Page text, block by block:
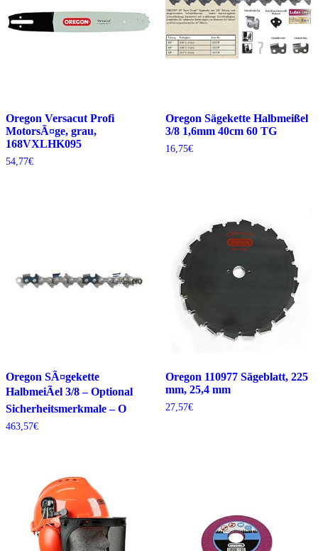
Oregon Versacut Profi
MotorsÃ¤ge, grau,
168VXLHK095
54,77€
Oregon Sägekette Halbmeißel
3/8 1,6mm 40cm 60 TG
16,75€
Oregon SÃ¤gekette
HalbmeiÃel 3/8 – Optional
Sicherheitsmerkmale – O
463,57€
Oregon 110977 Sägeblatt, 225
mm, 25,4 mm
27,57€